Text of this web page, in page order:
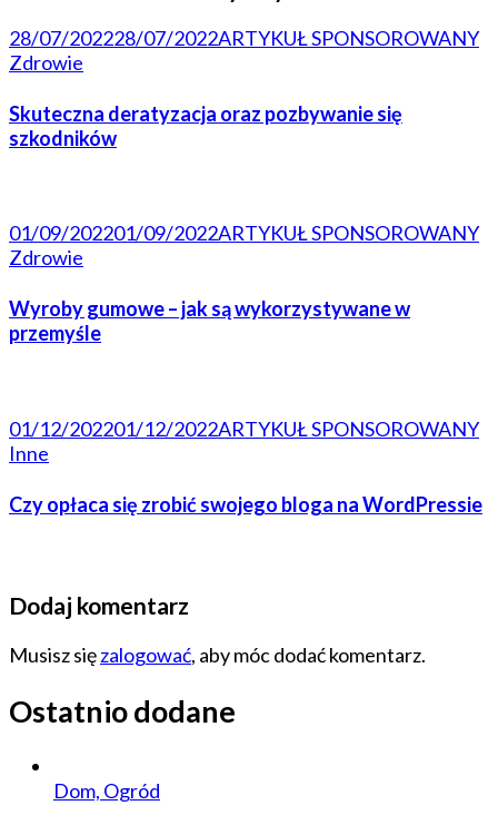
28/07/202228/07/2022ARTYKUŁ SPONSOROWANY
Zdrowie
Skuteczna deratyzacja oraz pozbywanie się
szkodników
01/09/202201/09/2022ARTYKUŁ SPONSOROWANY
Zdrowie
Wyroby gumowe – jak są wykorzystywane w
przemyśle
01/12/202201/12/2022ARTYKUŁ SPONSOROWANY
Inne
Czy opłaca się zrobić swojego bloga na WordPressie
Dodaj komentarz
Musisz sięzalogować, aby móc dodać komentarz.
Ostatnio dodane
Dom, Ogród